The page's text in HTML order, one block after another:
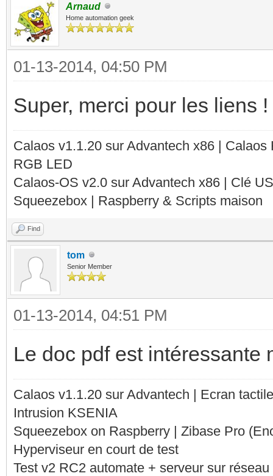
Arnaud
Home automation geek
01-13-2014, 04:50 PM
Super, merci pour les liens !
Calaos v1.1.20 sur Advantech x86 |
RGB LED
Calaos-OS v2.0 sur Advantech x86 | Clé
Squeezebox | Raspberry & Scripts maison
Find
tom
Senior Member
01-13-2014, 04:51 PM
Le doc pdf est intéressante
Calaos v1.1.20 sur Advantech | Ecran
Intrusion KSENIA
Squeezebox on Raspberry | Zibase Pro
Hyperviseur en court de test
Test v2 RC2 automate + serveur sur